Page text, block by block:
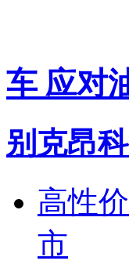
车 应对
别克昂
高性
市